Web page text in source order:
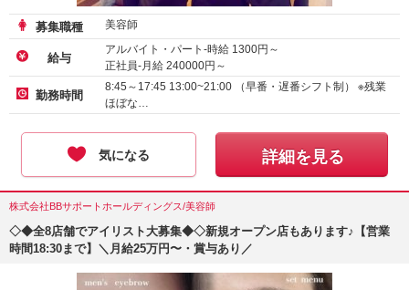
募集職種 美容師
給与
アルバイト・パート-時給 1300円～
正社員-月給 240000円～
正社員-月給 215000円～
勤務時間
8:45～17:45 13:00~21:00 （早番・遅番シフト制） ※残業
ほぼな…
気になる 詳細を見る
株式会社BBサポートホールディングス/美容師
◇◆全8店舗でアイリスト大募集◆◇新規オープン店もあります♪【営業
時間18:30まで】＼月給25万円〜・賞与あり／